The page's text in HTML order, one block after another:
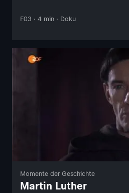
F03 · 4 min · Doku
Momente der Geschichte
Martin Luther